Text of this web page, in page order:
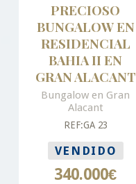
PRECIOSO
BUNGALOW EN
RESIDENCIAL
BAHIA II EN
GRAN ALACANT
Bungalow en Gran
Alacant
REF:GA 23
VENDIDO
340.000€